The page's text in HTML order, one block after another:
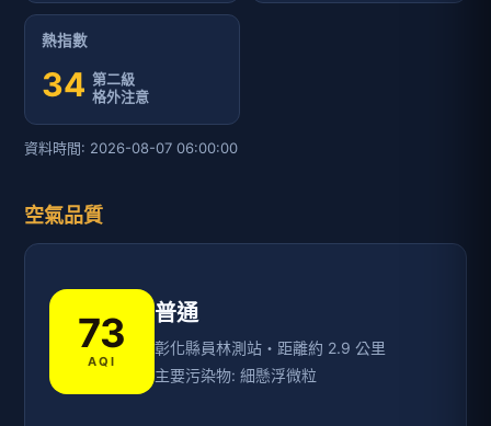
熱指數
34 第二級
格外注意
資料時間: 2026-08-07 06:00:00
空氣品質
73
AQI
普通
彰化縣員林測站・距離約 2.9 公里
主要污染物: 細懸浮微粒